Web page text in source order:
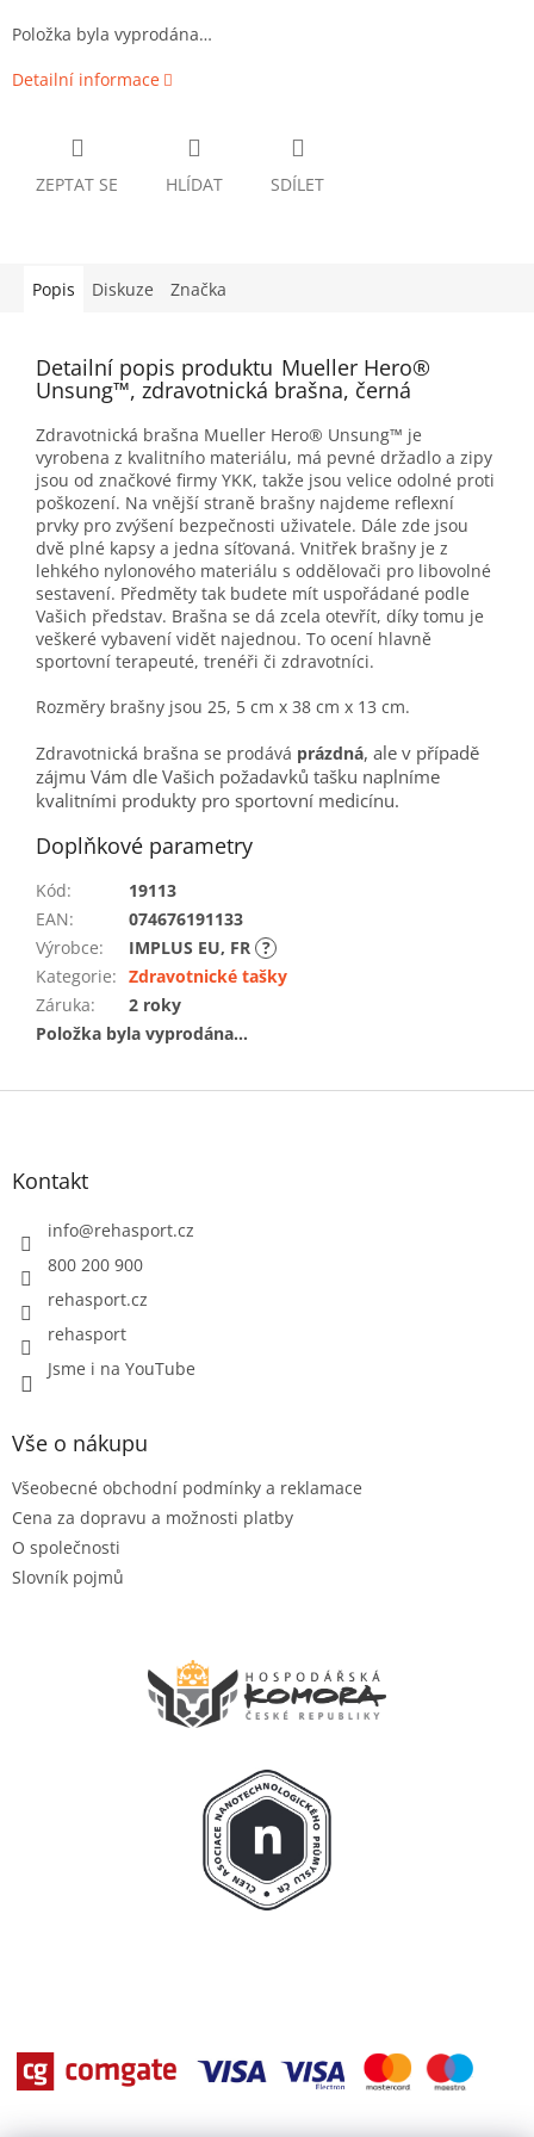
Položka byla vyprodána…
Detailní informace
ZEPTAT SE HLÍDAT SDÍLET
Popis Diskuze Značka
Detailní popis produktu Mueller Hero®
Unsung™, zdravotnická brašna, černá
Zdravotnická brašna Mueller Hero® Unsung™ je
vyrobena z kvalitního materiálu, má pevné držadlo a zipy
jsou od značkové firmy YKK, takže jsou velice odolné proti
poškození. Na vnější straně brašny najdeme reflexní
prvky pro zvýšení bezpečnosti uživatele. Dále zde jsou
dvě plné kapsy a jedna síťovaná. Vnitřek brašny je z
lehkého nylonového materiálu s oddělovači pro libovolné
sestavení. Předměty tak budete mít uspořádané podle
Vašich představ. Brašna se dá zcela otevřít, díky tomu je
veškeré vybavení vidět najednou. To ocení hlavně
sportovní terapeuté, trenéři či zdravotníci.
Rozměry brašny jsou 25, 5 cm x 38 cm x 13 cm.
Zdravotnická brašna se prodává prázdná, ale v případě
zájmu Vám dle Vašich požadavků tašku naplníme
kvalitními produkty pro sportovní medicínu.
Doplňkové parametry
Kód:
19113
EAN:
074676191133
Výrobce: IMPLUS EU, FR ?
Kategorie: Zdravotnické tašky
Záruka:
2 roky
Položka byla vyprodána…
Z
Kontakt
info@rehasport.cz
800 200 900
rehasport.cz
rehasport
Jsme i na YouTube
Vše o nákupu
Všeobecné obchodní podmínky a reklamace
Cena za dopravu a možnosti platby
O společnosti
Slovník pojmů